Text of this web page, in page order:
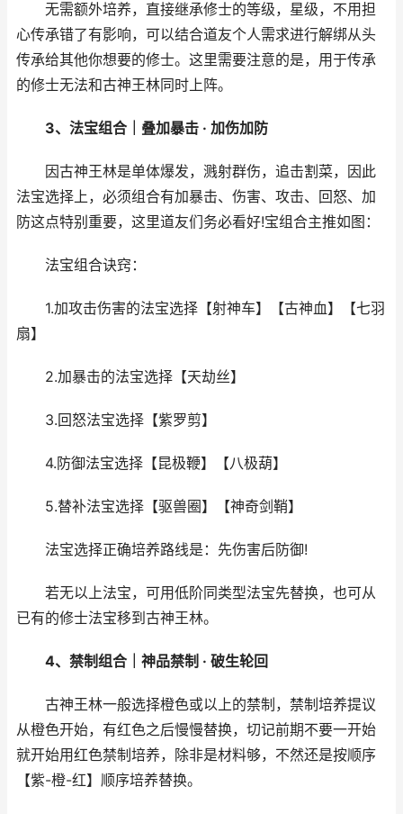
无需额外培养，直接继承修士的等级，星级，不用担
心传承错了有影响，可以结合道友个人需求进行解绑从头
传承给其他你想要的修士。这里需要注意的是，用于传承
的修士无法和古神王林同时上阵。
3、法宝组合｜叠加暴击 · 加伤加防
因古神王林是单体爆发，溅射群伤，追击割菜，因此
法宝选择上，必须组合有加暴击、伤害、攻击、回怒、加
防这点特别重要，这里道友们务必看好!宝组合主推如图：
法宝组合诀窍：
1.加攻击伤害的法宝选择【射神车】【古神血】【七羽
扇】
2.加暴击的法宝选择【天劫丝】
3.回怒法宝选择【紫罗剪】
4.防御法宝选择【昆极鞭】【八极葫】
5.替补法宝选择【驱兽圈】【神奇剑鞘】
法宝选择正确培养路线是：先伤害后防御!
若无以上法宝，可用低阶同类型法宝先替换，也可从
已有的修士法宝移到古神王林。
4、禁制组合｜神品禁制 · 破生轮回
古神王林一般选择橙色或以上的禁制，禁制培养提议
从橙色开始，有红色之后慢慢替换，切记前期不要一开始
就开始用红色禁制培养，除非是材料够，不然还是按顺序
【紫-橙-红】顺序培养替换。